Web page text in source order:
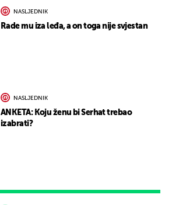
NASLJEDNIK
Rade mu iza leđa, a on toga nije svjestan
NASLJEDNIK
ANKETA: Koju ženu bi Serhat trebao
izabrati?